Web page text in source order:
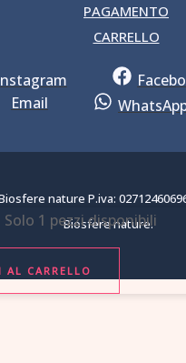
PAGAMENTO
CARRELLO
Email
nature P.iva:
Biosfere nature.
Solo 1 pezzi disponibili
AL CARRELLO